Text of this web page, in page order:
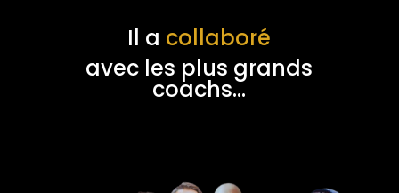
Il a collaboré
avec les plus grands
coachs…